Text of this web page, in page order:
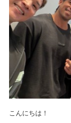
こんにちは！